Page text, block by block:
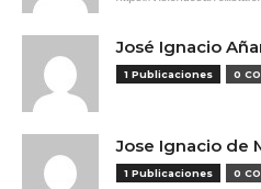
José Ignacio
1 Publicaciones 0
Jose Ignacio de
1 Publicaciones 0